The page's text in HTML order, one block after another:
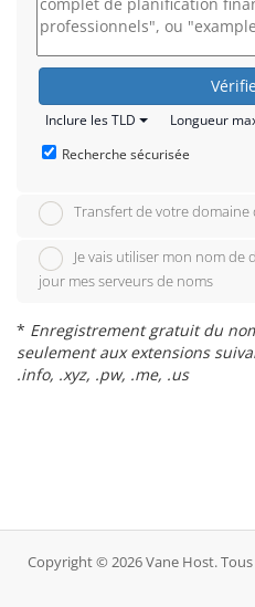
Inclure les TLD
Longueur
Recherche sécurisée
Transfert de votre
Je vais utiliser mon nom de
jour mes serveurs de noms
* Enregistrement gratuit du
seulement aux extensions
.info, .xyz, .pw, .me, .us
Copyright © 2026 Vane Host.